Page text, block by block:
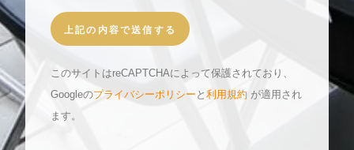
このサイトはreCAPTCHAによって保護されており、
Googleのプライバシーポリシー と 利用規約 が適用され
ます。